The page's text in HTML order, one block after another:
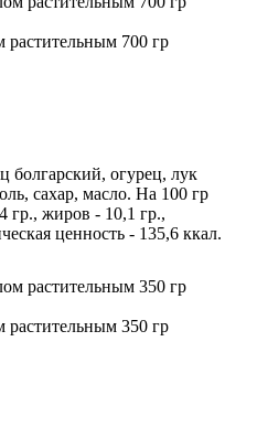
700 гр
болгарский, огурец, лук
сахар, масло. На 100 гр
гр., жиров - 10,1 гр.,
ценность - 135,6 ккал.
350 гр